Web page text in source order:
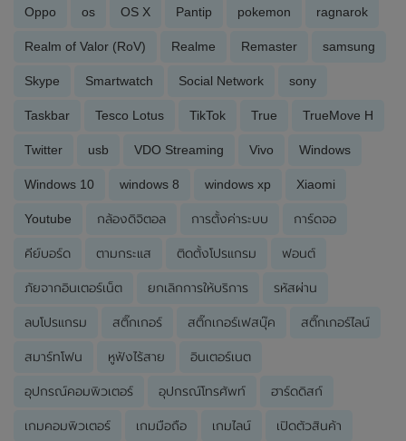
Oppo os OS X Pantip pokemon ragnarok
Realm of Valor (RoV) Realme Remaster samsung
Skype Smartwatch Social Network sony
Taskbar Tesco Lotus TikTok True TrueMove H
Twitter usb VDO Streaming Vivo Windows
Windows 10 windows 8 windows xp Xiaomi
Youtube กล้องดิจิตอล การตั้งค่าระบบ การ์ดจอ
คีย์บอร์ด ตามกระแส ติดตั้งโปรแกรม ฟอนต์
ภัยจากอินเตอร์เน็ต ยกเลิกการให้บริการ รหัสผ่าน
ลบโปรแกรม สติ๊กเกอร์ สติ๊กเกอร์เฟสบุ๊ค สติ๊กเกอร์ไลน์
สมาร์ทโฟน หูฟังไร้สาย อินเตอร์เนต
อุปกรณ์คอมพิวเตอร์ อุปกรณ์โทรศัพท์ ฮาร์ดดิสก์
เกมคอมพิวเตอร์ เกมมือถือ เกมไลน์ เปิดตัวสินค้า